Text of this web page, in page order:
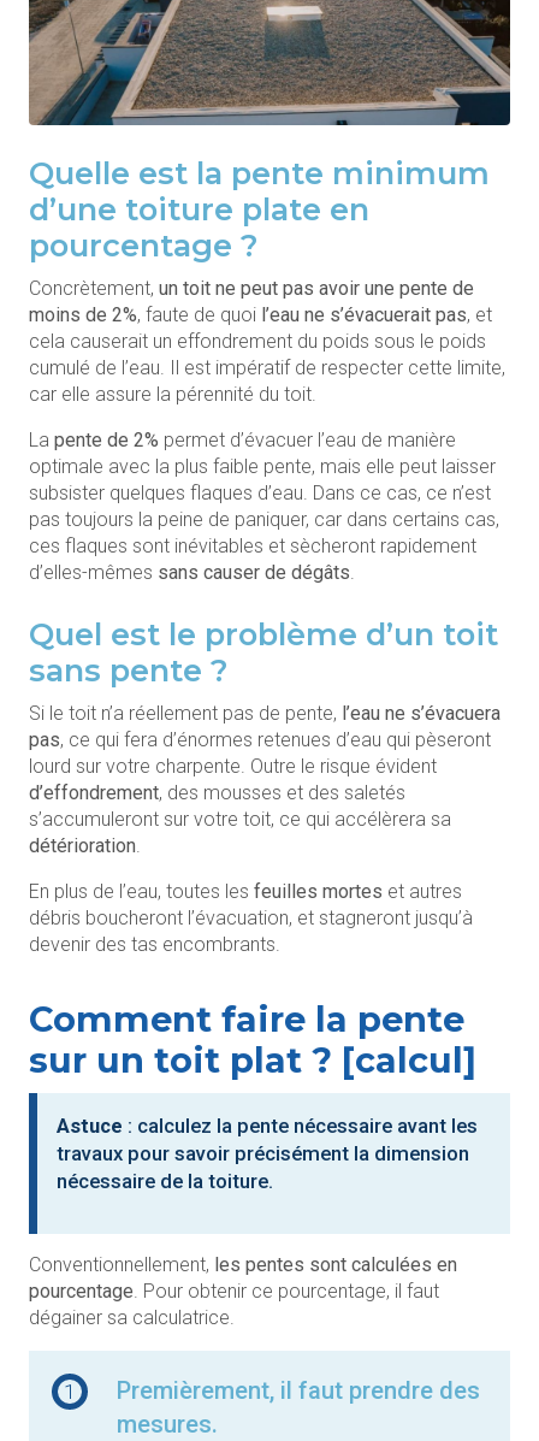
Quelle est la pente minimum
d’une toiture plate en
pourcentage ?
Concrètement, un toit ne peut pas avoir une pente de
moins de 2%, faute de quoi l’eau ne s’évacuerait pas, et
cela causerait un effondrement du poids sous le poids
cumulé de l’eau. Il est impératif de respecter cette limite,
car elle assure la pérennité du toit.
La pente de 2% permet d’évacuer l’eau de manière
optimale avec la plus faible pente, mais elle peut laisser
subsister quelques flaques d’eau. Dans ce cas, ce n’est
pas toujours la peine de paniquer, car dans certains cas,
ces flaques sont inévitables et sècheront rapidement
d’elles-mêmes sans causer de dégâts.
Quel est le problème d’un toit
sans pente ?
Si le toit n’a réellement pas de pente, l’eau ne s’évacuera
pas, ce qui fera d’énormes retenues d’eau qui pèseront
lourd sur votre charpente. Outre le risque évident
d’effondrement, des mousses et des saletés
s’accumuleront sur votre toit, ce qui accélèrera sa
détérioration.
En plus de l’eau, toutes les feuilles mortes et autres
débris boucheront l’évacuation, et stagneront jusqu’à
devenir des tas encombrants.
Comment faire la pente
sur un toit plat ? [calcul]
Astuce : calculez la pente nécessaire avant les
travaux pour savoir précisément la dimension
nécessaire de la toiture.
Conventionnellement, les pentes sont calculées en
pourcentage. Pour obtenir ce pourcentage, il faut
dégainer sa calculatrice.
1
Premièrement, il faut prendre des
mesures.